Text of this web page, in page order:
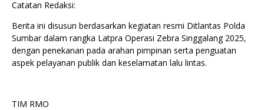
Catatan Redaksi:
Berita ini disusun berdasarkan kegiatan resmi Ditlantas Polda
Sumbar dalam rangka Latpra Operasi Zebra Singgalang 2025,
dengan penekanan pada arahan pimpinan serta penguatan
aspek pelayanan publik dan keselamatan lalu lintas.
TIM RMO